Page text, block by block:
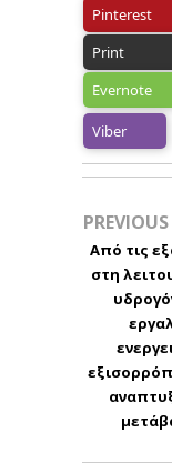
Pinterest
Print
Evernote
Viber
Από τις
στη